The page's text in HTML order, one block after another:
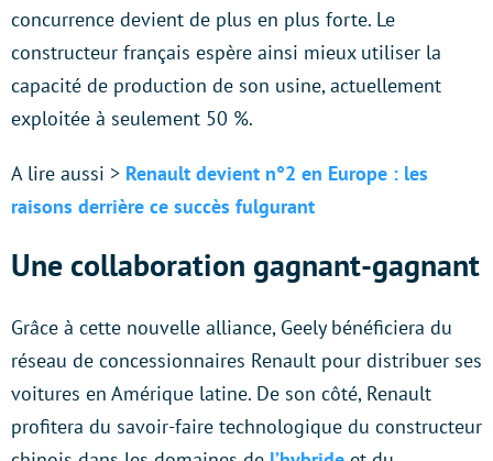
concurrence devient de plus en plus forte. Le
constructeur français espère ainsi mieux utiliser la
capacité de production de son usine, actuellement
exploitée à seulement 50 %.
A lire aussi > Renault devient n°2 en Europe : les
raisons derrière ce succès fulgurant
Une collaboration gagnant-gagnant
Grâce à cette nouvelle alliance, Geely bénéficiera du
réseau de concessionnaires Renault pour distribuer ses
voitures en Amérique latine. De son côté, Renault
profitera du savoir-faire technologique du constructeur